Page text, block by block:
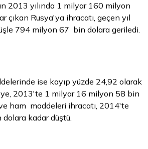
2013 yılında 1 milyar 160 milyon
çıkan Rusya'ya ihracatı, geçen yıl
794 milyon 67 bin dolara geriledi.
ise kayıp yüzde 24,92 olarak
2013'te 1 milyar 16 milyon 58 bin
ham maddeleri ihracatı, 2014'te
kadar düştü.